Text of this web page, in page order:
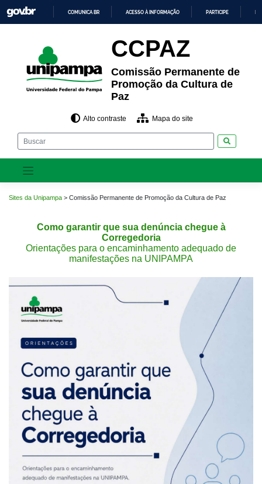
para
o
O
CONTEÚDO
COMUNICA BR ACESSO À INFORMAÇÃO PARTICIPE
CCPAZ
Comissão Permanente de
Promoção da Cultura de
Paz
Alto contraste Mapa do site
Sites da Unipampa > Comissão Permanente de Promoção da Cultura de Paz
Como garantir que sua denúncia chegue à
Corregedoria
Orientações para o encaminhamento adequado de
manifestações na UNIPAMPA